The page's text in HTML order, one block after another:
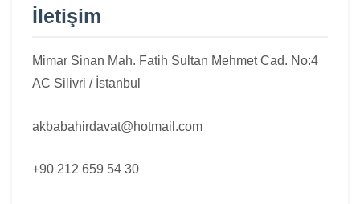
İletişim
Mimar Sinan Mah. Fatih Sultan Mehmet Cad. No:4
AC Silivri / İstanbul
akbabahirdavat@hotmail.com
+90 212 659 54 30